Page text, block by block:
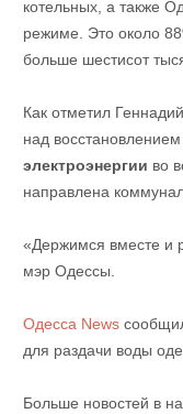
котельных, а также
режиме. Это около
больше шестисот
Как отметил
над
электроэнергии во
направлена
«Держимся вместе и
мэр Одессы.
Одесса News
для раздачи воды
Больше новостей в